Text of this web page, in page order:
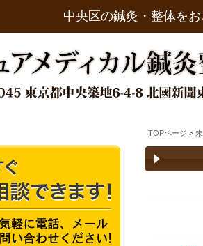
中央区の鍼灸・整体を
TOPページ >